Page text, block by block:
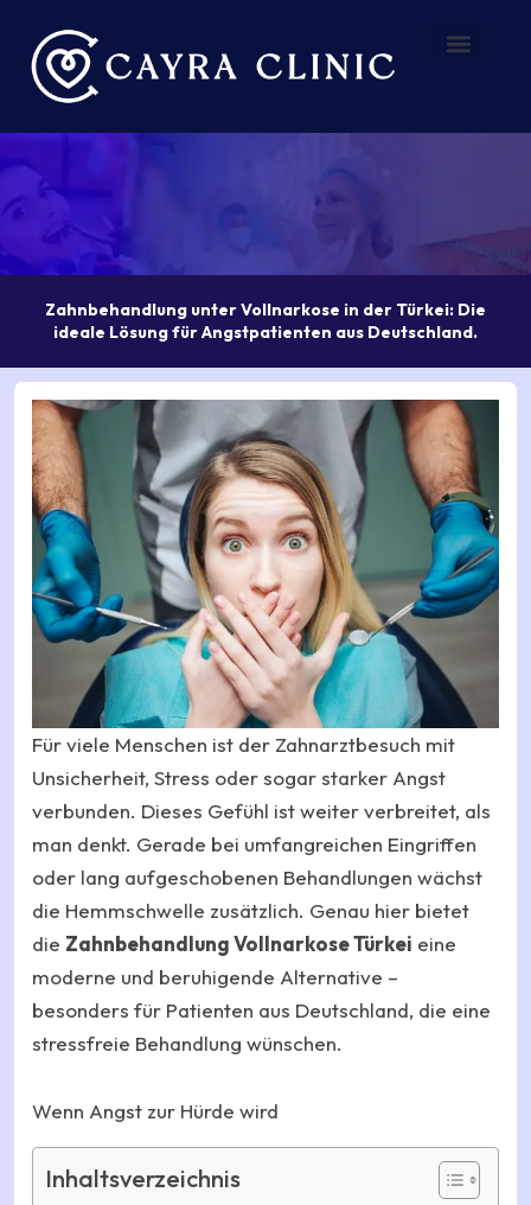
Inhalt
springen
Zahnbehandlung unter Vollnarkose in der Türkei: Die
ideale Lösung für Angstpatienten aus Deutschland.
Für viele Menschen ist der Zahnarztbesuch mit
Unsicherheit, Stress oder sogar starker Angst
verbunden. Dieses Gefühl ist weiter verbreitet, als
man denkt. Gerade bei umfangreichen Eingriffen
oder lang aufgeschobenen Behandlungen wächst
die Hemmschwelle zusätzlich. Genau hier bietet
die Zahnbehandlung Vollnarkose Türkei eine
moderne und beruhigende Alternative –
besonders für Patienten aus Deutschland, die eine
stressfreie Behandlung wünschen.
Wenn Angst zur Hürde wird
Inhaltsverzeichnis